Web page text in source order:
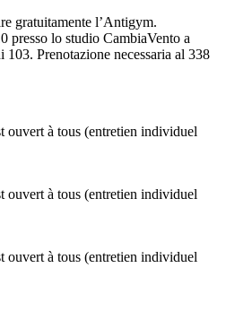
gratuitamente l’Antigym.
presso lo studio CambiaVento a
Prenotazione necessaria al 338
ouvert à tous (entretien individuel
ouvert à tous (entretien individuel
ouvert à tous (entretien individuel